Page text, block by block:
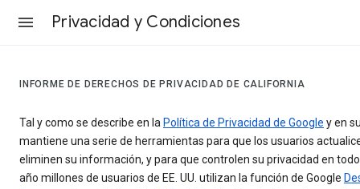
Privacidad y Condiciones
INFORME DE DERECHOS DE PRIVACIDAD DE CALIFORNIA
Tal y como se describe en la Política de Privacidad de Google y en
mantiene una serie de herramientas para que los usuarios
eliminen su información, y para que controlen su privacidad en
año millones de usuarios de EE. UU. utilizan la función de Google